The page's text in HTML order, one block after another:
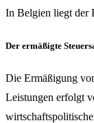
In Belgien liegt der
Der ermäßigte
Die Ermäßigung
Leistungen erfolgt